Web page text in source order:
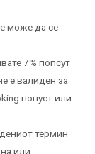
може да се
7% попсут
е валиден за
попуст или
термин
или